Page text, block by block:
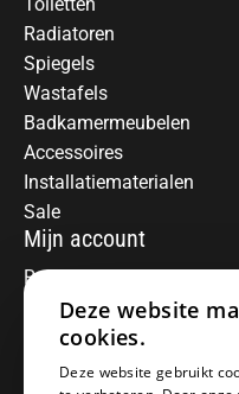
Radiatoren
Spiegels
Wastafels
Badkamermeubelen
Accessoires
Installatiematerialen
Sale
Mijn account
Registreren
Mijn bestellingen
Informatie
Over ons
Deze website
cookies.
Deze website gebruikt